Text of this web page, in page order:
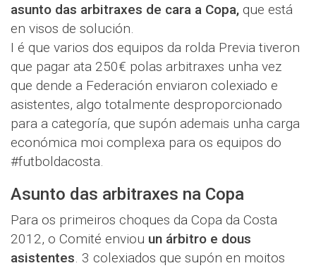
asunto das arbitraxes de cara a Copa, que está
en visos de solución.
I é que varios dos equipos da rolda Previa tiveron
que pagar ata 250€ polas arbitraxes unha vez
que dende a Federación enviaron colexiado e
asistentes, algo totalmente desproporcionado
para a categoría, que supón ademais unha carga
económica moi complexa para os equipos do
#futboldacosta.
Asunto das arbitraxes na Copa
Para os primeiros choques da Copa da Costa
2012, o Comité enviou un árbitro e dous
asistentes. 3 colexiados que supón en moitos